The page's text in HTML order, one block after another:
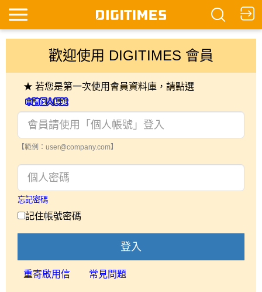
歡迎使用 DIGITIMES 會員
★ 若您是第一次使用會員資料庫，請點選
【範例：user@company.com】
忘記密碼
記住帳號密碼
登入
重寄啟用信 常見問題